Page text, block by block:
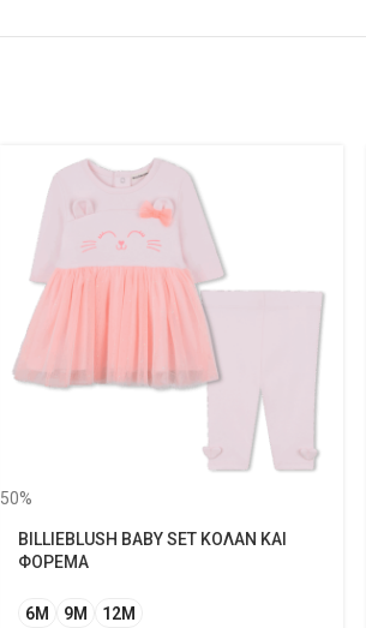
50%
BILLIEBLUSH BABY SET ΚΟΛΑΝ ΚΑΙ
ΦΟΡΕΜΑ
6M 9M 12Μ